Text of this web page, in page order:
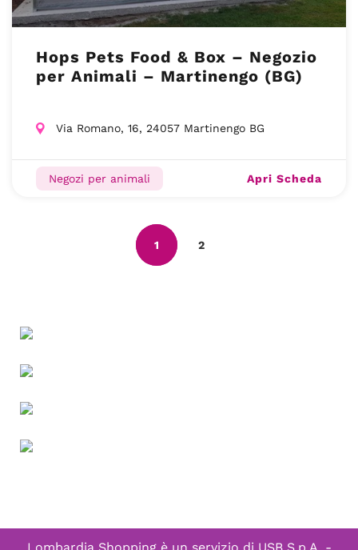
Hops Pets Food & Box – Negozio
per Animali – Martinengo (BG)
Via Romano, 16, 24057 Martinengo BG
Negozi per animali Apri Scheda
1 2